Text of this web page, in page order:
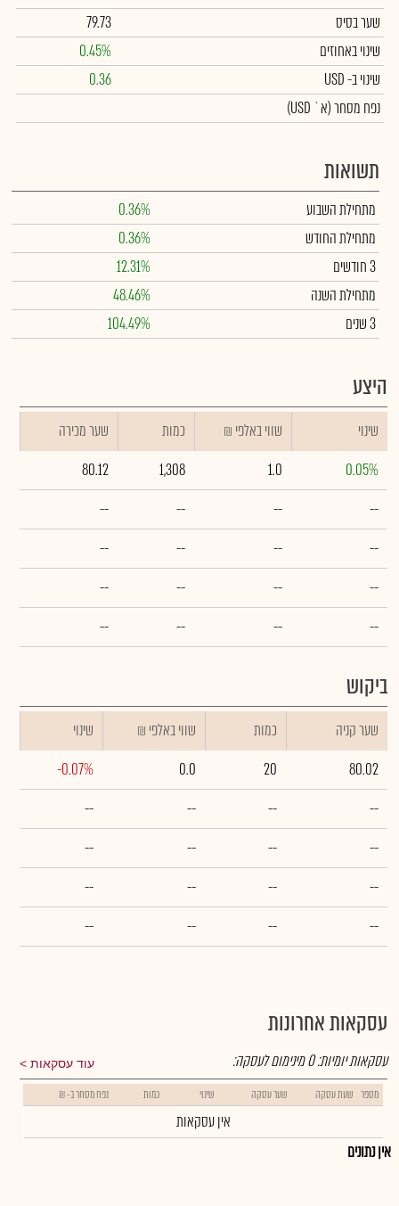
שער בסיס
79.73
שינוי באחוזים
0.45%
שינויב- USD
0.36
נפח מסחר(א` USD)
תשואות
מתחילת השבוע
0.36%
מתחילת החודש
0.36%
3 חודשים
12.31%
מתחילת השנה
48.46%
3 שנים
104.49%
היצע
שינוי ₪ שווי באלפי כמות
שער מכירה
0.05%
1.0
1,308
80.12
--
--
--
--
--
--
--
--
--
--
--
--
--
--
--
--
ביקוש
שער קניה כמות ₪ שווי באלפי
שינוי
80.02
20
0.0
-0.07%
--
--
--
--
--
--
--
--
--
--
--
--
--
--
--
--
עסקאות אחרונות
עוד עסקאות עסקאות יומיות:0מינימום לעסקה:
מספר שעת עסקה שער עסקה שינוי כמות נפח מסחר ב- ₪
אין עסקאות
אין נתונים